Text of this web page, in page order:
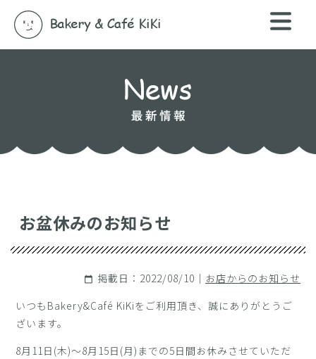
お盆休みのお知らせ
calendar_today 掲載日：2022/08/10｜ お店からのお知らせ
いつもBakery&Café KiKiをご利用頂き、誠にありがとうご
ざいます。
8月11日(木)～8月15日(月)までの5日間お休みさせていただ